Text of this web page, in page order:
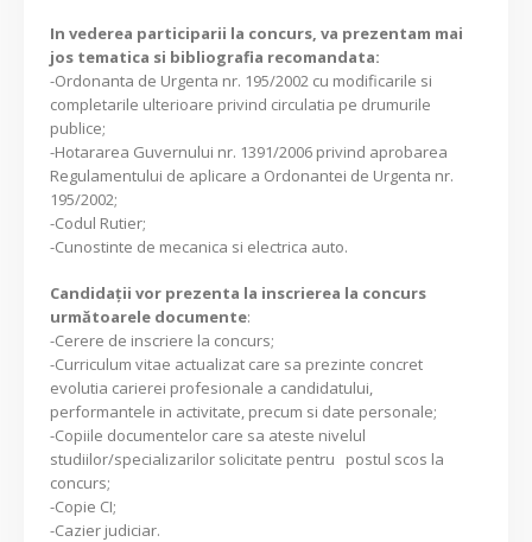
In vederea participarii la concurs, va prezentam mai
jos tematica si bibliografia recomandata:
-Ordonanta de Urgenta nr. 195/2002 cu modificarile si
completarile ulterioare privind circulatia pe drumurile
publice;
-Hotararea Guvernului nr. 1391/2006 privind aprobarea
Regulamentului de aplicare a Ordonantei de Urgenta nr.
195/2002;
-Codul Rutier;
-Cunostinte de mecanica si electrica auto.
Candidaţii vor prezenta la inscrierea la concurs
următoarele documente:
-Cerere de inscriere la concurs;
-Curriculum vitae actualizat care sa prezinte concret
evolutia carierei profesionale a candidatului,
performantele in activitate, precum si date personale;
-Copiile documentelor care sa ateste nivelul
studiilor/specializarilor solicitate pentru postul scos la
concurs;
-Copie CI;
-Cazier judiciar.